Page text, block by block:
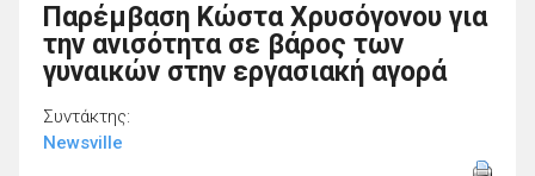
Παρέμβαση Κώστα Χρυσόγονου για
την ανισότητα σε βάρος των
γυναικών στην εργασιακή αγορά
Συντάκτης:
Newsville